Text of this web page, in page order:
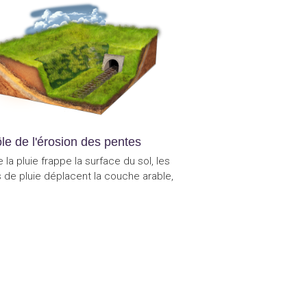
de l'érosion des pentes
la pluie frappe la surface du sol, les
de pluie déplacent la couche arable,